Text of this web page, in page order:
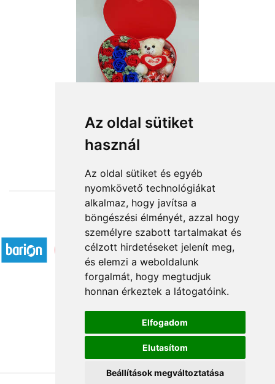
Az oldal sütiket
használ
Az oldal sütiket és egyéb
nyomkövető technológiákat
alkalmaz, hogy javítsa a
böngészési élményét, azzal hogy
személyre szabott tartalmakat és
célzott hirdetéseket jelenít meg,
és elemzi a weboldalunk
forgalmát, hogy megtudjuk
honnan érkeztek a látogatóink.
Elfogadom
Elutasítom
Beállítások megváltoztatása
Szívemből szeretettel
15 840 Ft-tól
Elfogadott fizetési módok
Á.SZ.F.
Impresszum
Adatkezelési tájékoztató